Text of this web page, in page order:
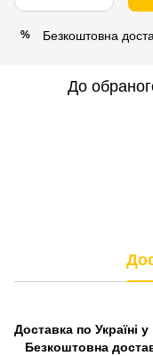
% Безкоштовна
До
Доставка по Україні
Безкоштовна